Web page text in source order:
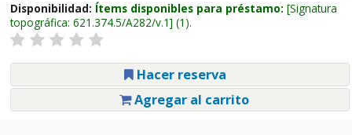
Disponibilidad: Ítems disponibles para préstamo: Signatura
topográfica: 621.374.5/A282/v.1 (1).
Hacer reserva
Agregar al carrito